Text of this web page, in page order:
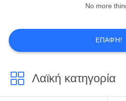
φίλτρων
Κανάτα
No more
ΕΠΑΦΉ!
Λαϊκή κατηγορία